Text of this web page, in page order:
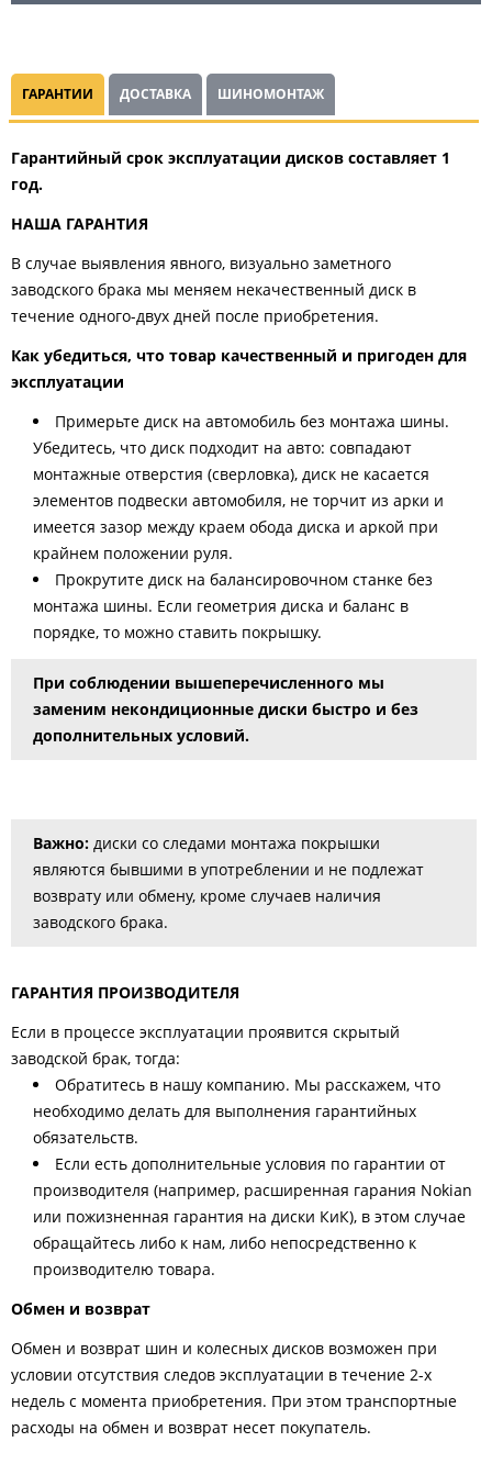
ГАРАНТИИ ДОСТАВКА ШИНОМОНТАЖ
Гарантийный срок эксплуатации дисков составляет 1
год.
НАША ГАРАНТИЯ
В случае выявления явного, визуально заметного
заводского брака мы меняем некачественный диск в
течение одного-двух дней после приобретения.
Как убедиться, что товар качественный и пригоден для
эксплуатации
Примерьте диск на автомобиль без монтажа шины.
Убедитесь, что диск подходит на авто: совпадают
монтажные отверстия (сверловка), диск не касается
элементов подвески автомобиля, не торчит из арки и
имеется зазор между краем обода диска и аркой при
крайнем положении руля.
Прокрутите диск на балансировочном станке без
монтажа шины. Если геометрия диска и баланс в
порядке, то можно ставить покрышку.
При соблюдении вышеперечисленного мы
заменим некондиционные диски быстро и без
дополнительных условий.
Важно: диски со следами монтажа покрышки
являются бывшими в употреблении и не подлежат
возврату или обмену, кроме случаев наличия
заводского брака.
ГАРАНТИЯ ПРОИЗВОДИТЕЛЯ
Если в процессе эксплуатации проявится скрытый
заводской брак, тогда:
Обратитесь в нашу компанию. Мы расскажем, что
необходимо делать для выполнения гарантийных
обязательств.
Если есть дополнительные условия по гарантии от
производителя (например, расширенная гарания Nokian
или пожизненная гарантия на диски КиК), в этом случае
обращайтесь либо к нам, либо непосредственно к
производителю товара.
Обмен и возврат
Обмен и возврат шин и колесных дисков возможен при
условии отсутствия следов эксплуатации в течение 2-х
недель с момента приобретения. При этом транспортные
расходы на обмен и возврат несет покупатель.